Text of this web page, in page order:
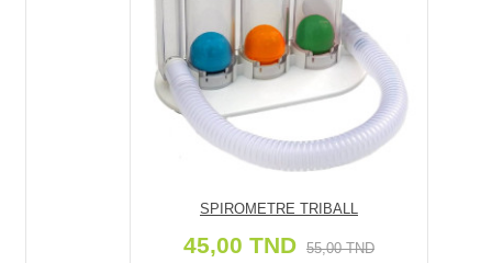
SPIROMETRE TRIBALL
45,00 TND 55,00 TND